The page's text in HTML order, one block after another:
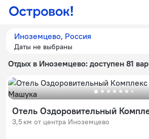
Иноземцево, Россия
Даты не выбраны
Отдых в Иноземцево: доступен 81
3,5 км от центра Иноземцево